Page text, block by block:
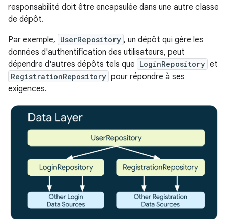
responsabilité doit être encapsulée dans une autre classe
de dépôt.
Par exemple, UserRepository , un dépôt qui gère les
données d'authentification des utilisateurs, peut
dépendre d'autres dépôts tels que LoginRepository et
RegistrationRepository pour répondre à ses
exigences.